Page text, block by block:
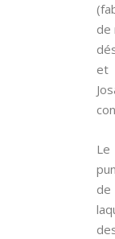
de
et
Le